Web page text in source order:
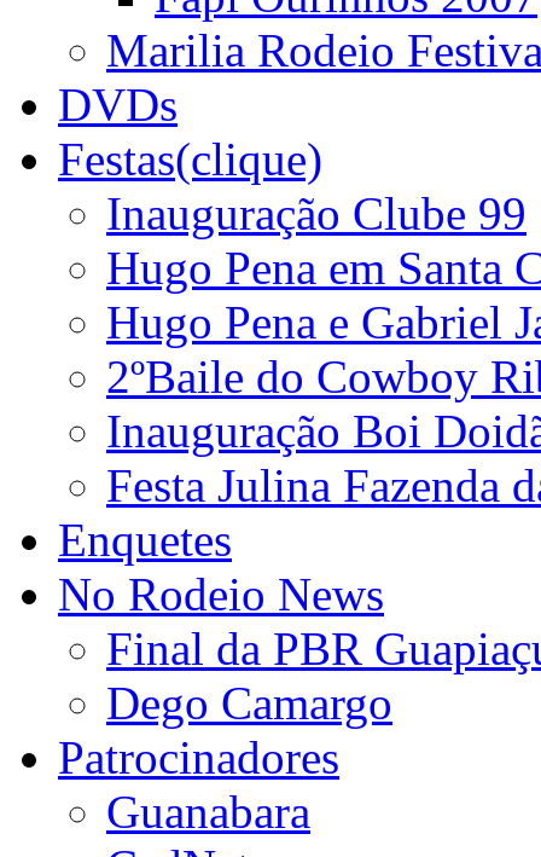
Marilia Rodeio
DVDs
Festas(clique)
Inauguração Clube 99
Hugo Pena em Santa
Hugo Pena e Gabriel
2ºBaile do Cowboy
Inauguração Boi
Festa Julina Fazenda
Enquetes
No Rodeio News
Final da PBR
Dego Camargo
Patrocinadores
Guanabara